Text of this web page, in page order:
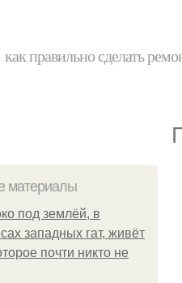
как правильно сделать
материалы
под землёй, в
западных гат, живёт
почти никто не